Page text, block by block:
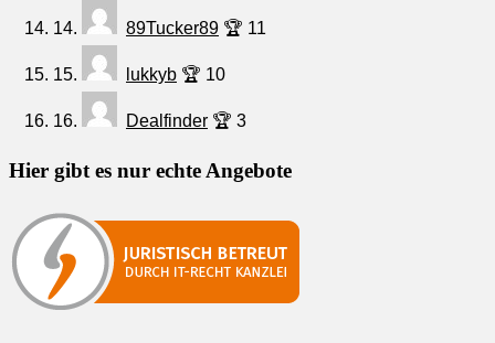
14. 89Tucker89 🏆 11
15. lukkyb 🏆 10
16. Dealfinder 🏆 3
Hier gibt es nur echte Angebote